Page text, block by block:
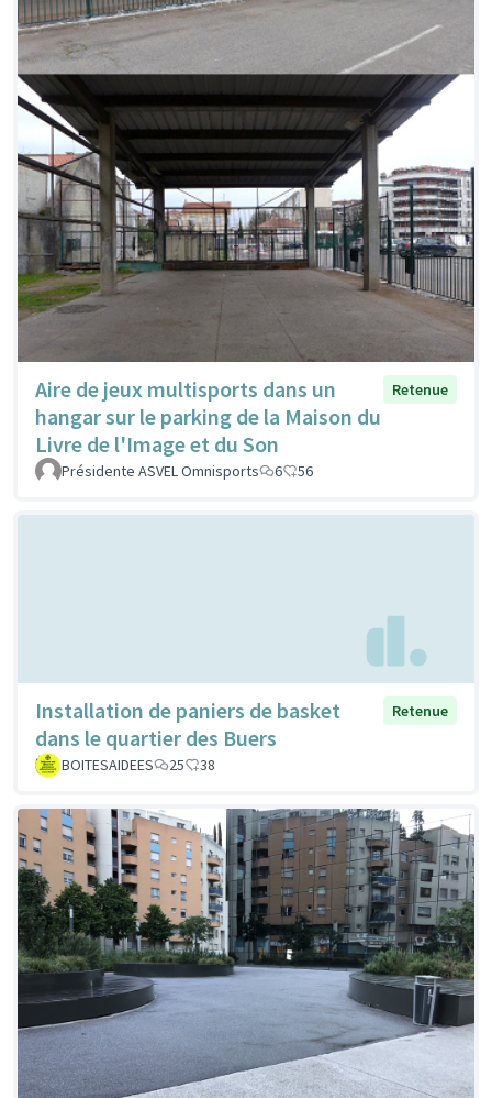
Aire de jeux multisports dans un
hangar sur le parking de la Maison du
Livre de l'Image et du Son
Retenue
Présidente ASVEL Omnisports 6 56
Installation de paniers de basket
dans le quartier des Buers
Retenue
BOITESAIDEES 25 38